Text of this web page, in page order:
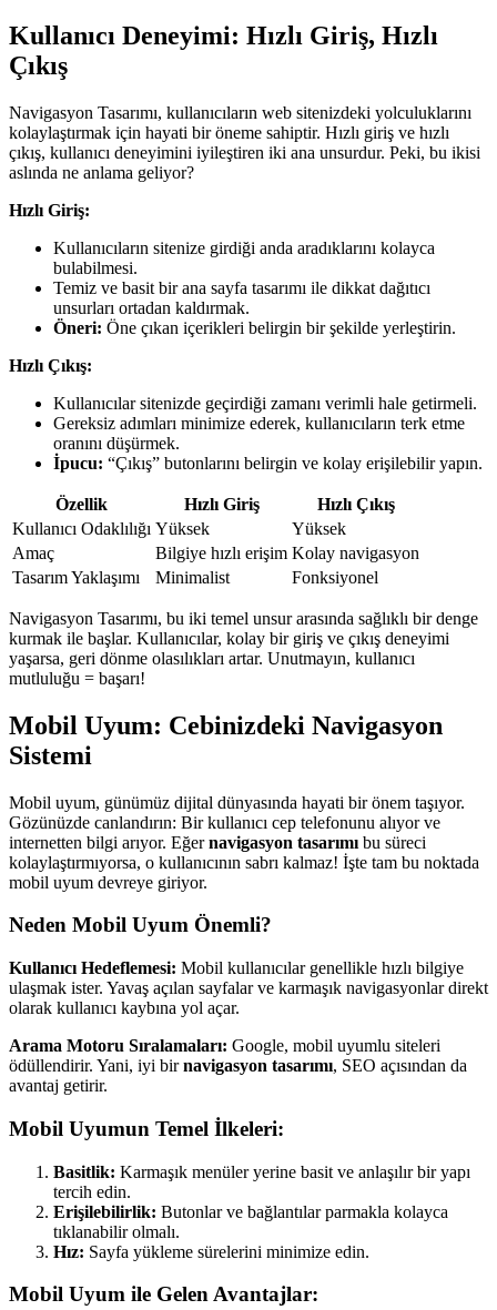
Kullanıcı Deneyimi: Hızlı Giriş, Hızlı
Çıkış
Navigasyon Tasarımı, kullanıcıların web sitenizdeki yolculuklarını
kolaylaştırmak için hayati bir öneme sahiptir. Hızlı giriş ve hızlı
çıkış, kullanıcı deneyimini iyileştiren iki ana unsurdur. Peki, bu ikisi
aslında ne anlama geliyor?
Hızlı Giriş:
Kullanıcıların sitenize girdiği anda aradıklarını kolayca
bulabilmesi.
Temiz ve basit bir ana sayfa tasarımı ile dikkat dağıtıcı
unsurları ortadan kaldırmak.
Öneri: Öne çıkan içerikleri belirgin bir şekilde yerleştirin.
Hızlı Çıkış:
Kullanıcılar sitenizde geçirdiği zamanı verimli hale getirmeli.
Gereksiz adımları minimize ederek, kullanıcıların terk etme
oranını düşürmek.
İpucu: “Çıkış” butonlarını belirgin ve kolay erişilebilir yapın.
Özellik Hızlı Giriş
Hızlı Çıkış
Kullanıcı Odaklılığı Yüksek
Yüksek
Amaç
Bilgiye hızlı erişim Kolay navigasyon
Tasarım Yaklaşımı
Minimalist Fonksiyonel
Navigasyon Tasarımı, bu iki temel unsur arasında sağlıklı bir denge
kurmak ile başlar. Kullanıcılar, kolay bir giriş ve çıkış deneyimi
yaşarsa, geri dönme olasılıkları artar. Unutmayın, kullanıcı
mutluluğu = başarı!
Mobil Uyum: Cebinizdeki Navigasyon
Sistemi
Mobil uyum, günümüz dijital dünyasında hayati bir önem taşıyor.
Gözünüzde canlandırın: Bir kullanıcı cep telefonunu alıyor ve
internetten bilgi arıyor. Eğernavigasyon tasarımı bu süreci
kolaylaştırmıyorsa, o kullanıcının sabrı kalmaz! İşte tam bu noktada
mobil uyum devreye giriyor.
Neden Mobil Uyum Önemli?
Kullanıcı Hedeflemesi: Mobil kullanıcılar genellikle hızlı bilgiye
ulaşmak ister. Yavaş açılan sayfalar ve karmaşık navigasyonlar direkt
olarak kullanıcı kaybına yol açar.
Arama Motoru Sıralamaları: Google, mobil uyumlu siteleri
ödüllendirir. Yani, iyi birnavigasyon tasarımı, SEO açısından da
avantaj getirir.
Mobil Uyumun Temel İlkeleri:
Basitlik: Karmaşık menüler yerine basit ve anlaşılır bir yapı
tercih edin.
Erişilebilirlik: Butonlar ve bağlantılar parmakla kolayca
tıklanabilir olmalı.
Hız: Sayfa yükleme sürelerini minimize edin.
Mobil Uyum ile Gelen Avantajlar: